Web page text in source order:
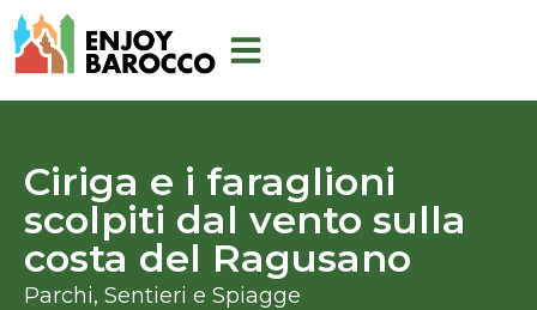
Vai
al
Ciriga e i faraglioni
scolpiti dal vento sulla
costa del Ragusano
Parchi, Sentieri e Spiagge